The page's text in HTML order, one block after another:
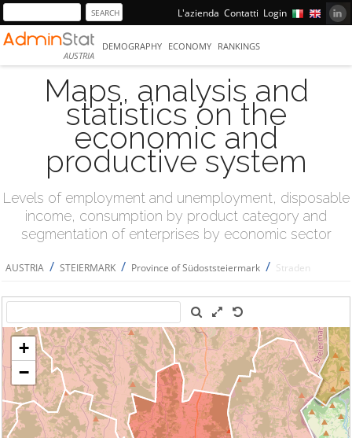
L'azienda Contatti Login
AUSTRIA
DEMOGRAPHY ECONOMY RANKINGS
Maps, analysis and
statistics on the
economic and
productive system
Levels of employment and unemployment, disposable
income, consumption by product category and
segmentation of enterprises by economic sector
AUSTRIA / STEIERMARK / Province of Südoststeiermark / Straden